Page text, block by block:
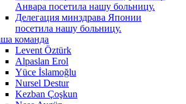
Анвара посетила нашу больницу.
Делегация минздрава Японии
посетила нашу больницу.
команда
Levent Öztürk
Alpaslan Erol
Yüce İslamoğlu
Nursel Destur
Kezban Çoşkun